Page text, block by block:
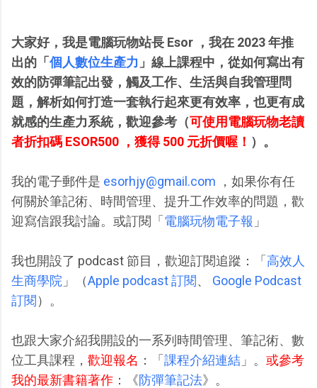
大家好，我是電腦玩物站長 Esor ，我在 2023 年推
出的「 個人數位生產力 」線上課程中，從如何寫出有
效的防彈筆記出發，觸及工作、生活與自我管理問
題，解析如何打造一套執行起來更有效率，也更有成
就感的生產力系統，歡迎參考（可使用電腦玩物老讀
者折扣碼 ESOR500 ，獲得 500 元折價喔！ ）。
我的電子郵件是 esorhjy@gmail.com ，如果你有任
何關於筆記術、時間管理、提升工作效率的問題，歡
迎寫信跟我討論。或訂閱「 電腦玩物電子報 」
我也開設了 podcast 節目，歡迎訂閱追蹤： 「 高效人
生商學院 」（Apple podcast 訂閱、 Google Podcast
訂閱 ）。
也跟大家介紹我開設的一系列時間管理、筆記術、數
位工具課程， 歡迎報名 ：「 課程介紹連結 」。 或參考
我的最新書籍著作 ：《防彈筆記法》。